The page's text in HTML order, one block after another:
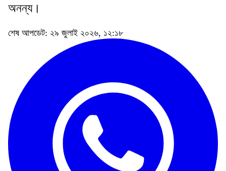
অনন্য।
শেষ আপডেট: ২৯ জুলাই ২০২৬, ১২:১৮